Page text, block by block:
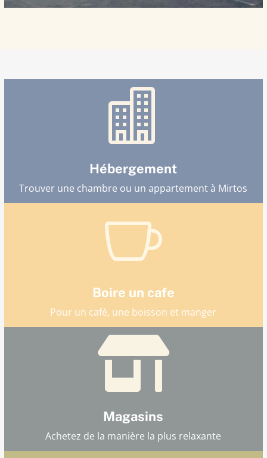

Hébergement
Trouver une chambre ou un appartement à Mirtos

Boire un cafe
Pour un café, une boisson et manger

Magasins
Achetez de la manière la plus relaxante